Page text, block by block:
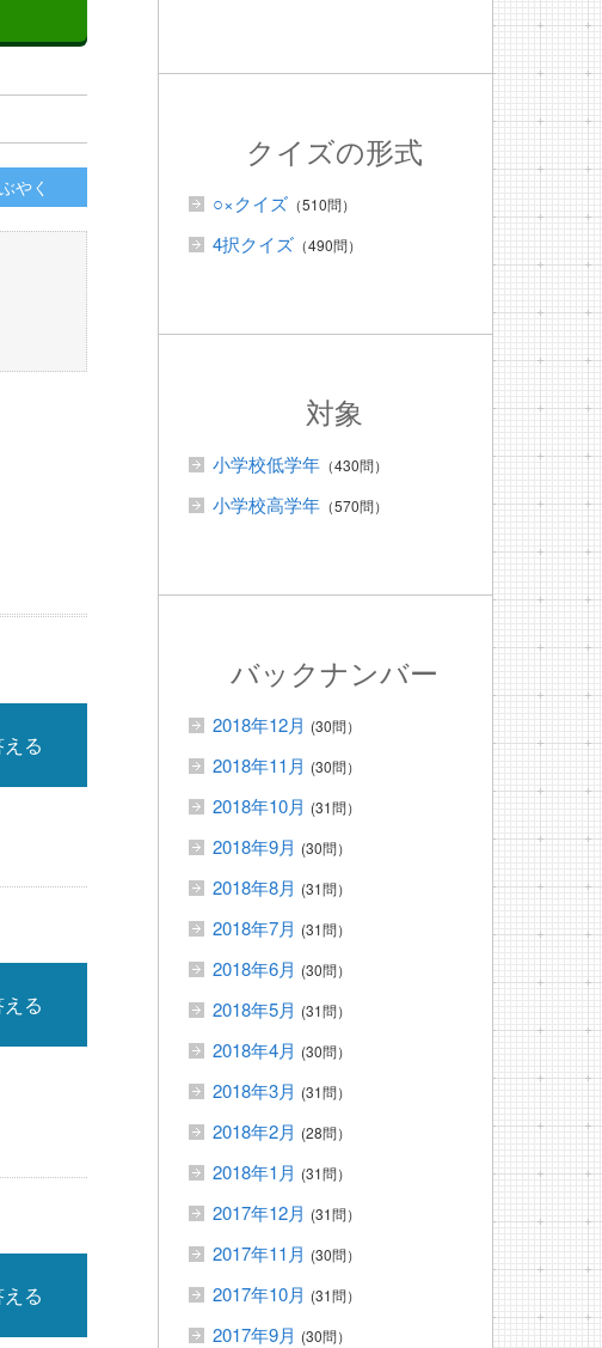
やく
る
る
る
クイズの形式
○×クイズ （510問）
4択クイズ （490問）
対象
小学校低学年 （430問）
小学校高学年 （570問）
バックナンバー
2018年12月 (30問）
2018年11月 (30問）
2018年10月 (31問）
2018年9月 (30問）
2018年8月 (31問）
2018年7月 (31問）
2018年6月 (30問）
2018年5月 (31問）
2018年4月 (30問）
2018年3月 (31問）
2018年2月 (28問）
2018年1月 (31問）
2017年12月 (31問）
2017年11月 (30問）
2017年10月 (31問）
2017年9月 (30問）